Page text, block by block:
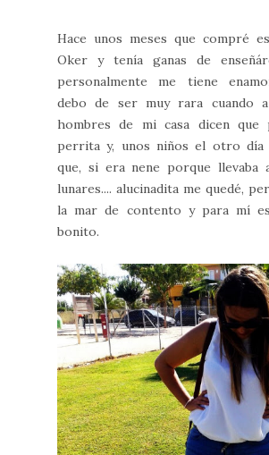
Hace unos meses que compré
Oker y tenía ganas de
personalmente me tiene
debo de ser muy rara cuando
hombres de mi casa dicen que
perrita y, unos niños el otro día
que, si era nene porque llevaba
lunares.... alucinadita me quedé,
la mar de contento y para mí
bonito.